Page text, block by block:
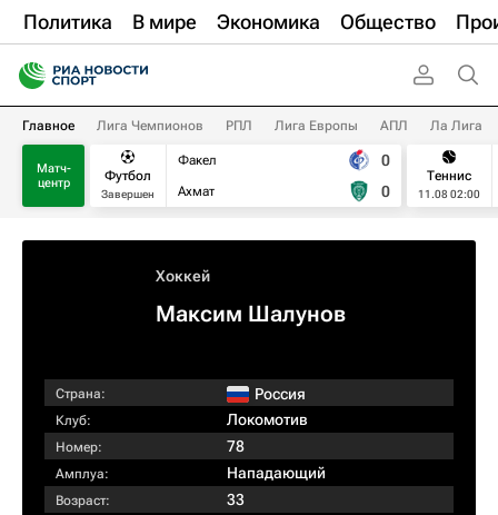
Политика В мире Экономика Общество
Главное Лига Чемпионов РПЛ Лига Европы АПЛ Ла Лига
Матч-
центр
Футбол
Завершен
Факел
Ахмат
0
0
Теннис
11.08 02:00
Хоккей
Максим Шалунов
Страна: Россия
Клуб: Локомотив
Номер: 78
Амплуа: Нападающий
Возраст: 33